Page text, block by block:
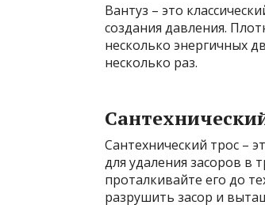
Вантуз – это
создания давления.
несколько энергичных
несколько раз.
Сантехнический трос –
для удаления засоров в
проталкивайте его до
разрушить засор и